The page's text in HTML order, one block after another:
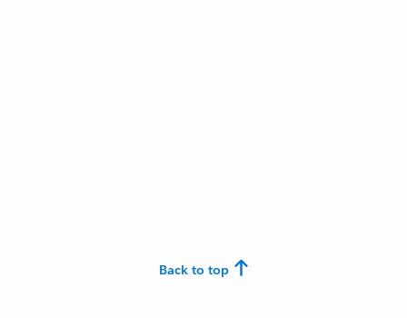
Back to top